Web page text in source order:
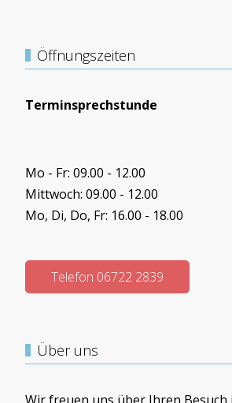
Öffnungszeiten
Terminsprechstunde
Mo - Fr: 09.00 - 12.00
Mittwoch: 09.00 - 12.00
Mo, Di, Do, Fr: 16.00 - 18.00
Telefon 06722 2839
Über uns
Wir freuen uns über Ihren